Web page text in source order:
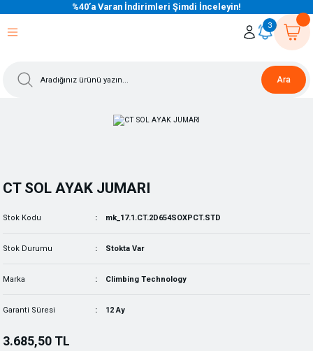
%40’a Varan İndirimleri Şimdi İnceleyin!
Ara
3
CT SOL AYAK JUMARI
Stok Kodu mk_17.1.CT.2D654SOXPCT.STD
Stok Durumu Stokta Var
Marka Climbing Technology
Garanti Süresi 12 Ay
3.685,50 TL